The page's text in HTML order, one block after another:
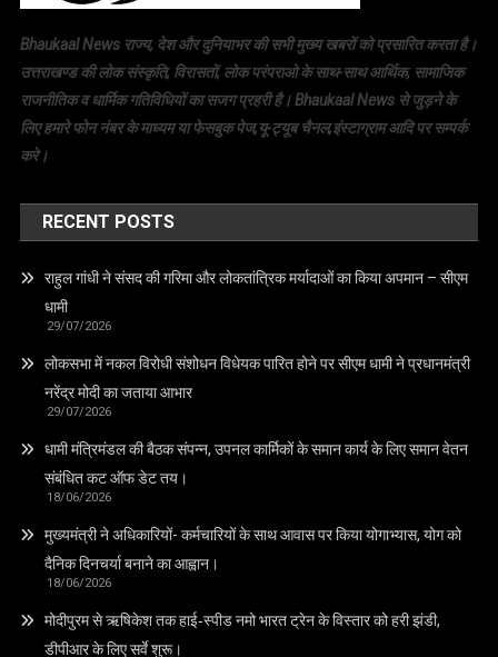
Bhaukaal News राज्य, देश और दुनियाभर की सभी मुख्य खबरों को प्रसारित करता है।
उत्तराखण्ड की लोक संस्कृति, विरासतों, लोक परंपराओ के साथ-साथ आर्थिक, सामाजिक
राजनीतिक व धार्मिक गतिविधियों का सजग प्रहरी है। Bhaukaal News से जुड़ने के
लिए हमारे फोन नंबर के माध्यम या फेसबुक पेज,यू-ट्यूब चैनल,इंस्टाग्राम आदि पर सम्पर्क
करे।
RECENT POSTS
राहुल गांधी ने संसद की गरिमा और लोकतांत्रिक मर्यादाओं का किया अपमान – सीएम
धामी
29/07/2026
लोकसभा में नकल विरोधी संशोधन विधेयक पारित होने पर सीएम धामी ने प्रधानमंत्री
नरेंद्र मोदी का जताया आभार
29/07/2026
धामी मंत्रिमंडल की बैठक संपन्न, उपनल कार्मिकों के समान कार्य के लिए समान वेतन
संबंधित कट ऑफ डेट तय।
18/06/2026
मुख्यमंत्री ने अधिकारियों- कर्मचारियों के साथ आवास पर किया योगाभ्यास, योग को
दैनिक दिनचर्या बनाने का आह्वान।
18/06/2026
मोदीपुरम से ऋषिकेश तक हाई‑स्पीड नमो भारत ट्रेन के विस्तार को हरी झंडी,
डीपीआर के लिए सर्वे शुरू।